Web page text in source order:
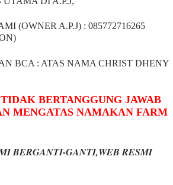
(OWNER A.P.J) : 085772716265
BCA : ATAS NAMA CHRIST DHENY
BERTANGGUNG JAWAB
MENGATAS NAMAKAN FARM
BERGANTI-GANTI,WEB RESMI